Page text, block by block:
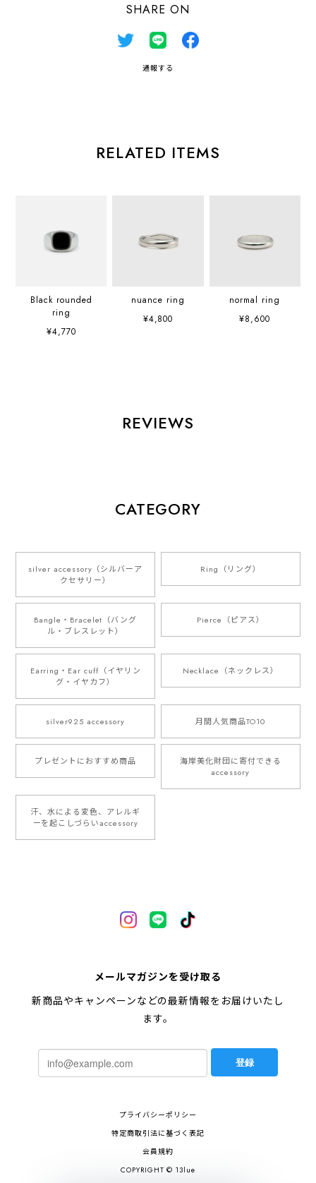
SHARE ON
通報する
RELATED ITEMS
Black rounded
ring
¥4,770
nuance ring
¥4,800
normal ring
¥8,600
REVIEWS
CATEGORY
silver accessory（シルバーア
クセサリー）
Ring（リング）
Bangle・Bracelet（バング
ル・ブレスレット）
Pierce（ピアス）
Earring・Ear cuff（イヤリン
グ・イヤカフ）
Necklace（ネックレス）
silver925 accessory 月間人気商品TO10
プレゼントにおすすめ商品
海岸美化財団に寄付できる
accessory
汗、水による変色、アレルギ
ーを起こしづらいaccessory
メールマガジンを受け取る
新商品やキャンペーンなどの最新情報をお届けいたし
ます。
登録
プライバシーポリシー
特定商取引法に基づく表記
会員規約
COPYRIGHT © 13lue